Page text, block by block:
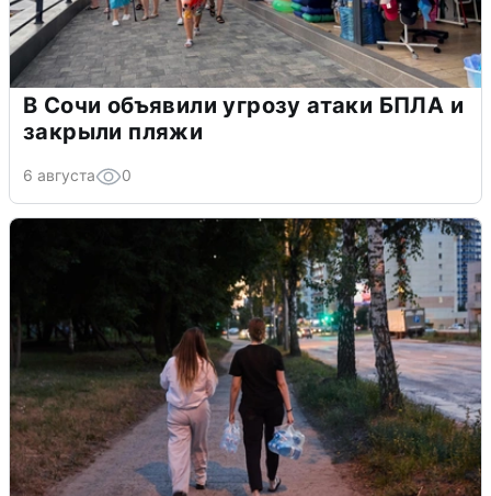
В Сочи объявили угрозу атаки БПЛА и
закрыли пляжи
6 августа 0